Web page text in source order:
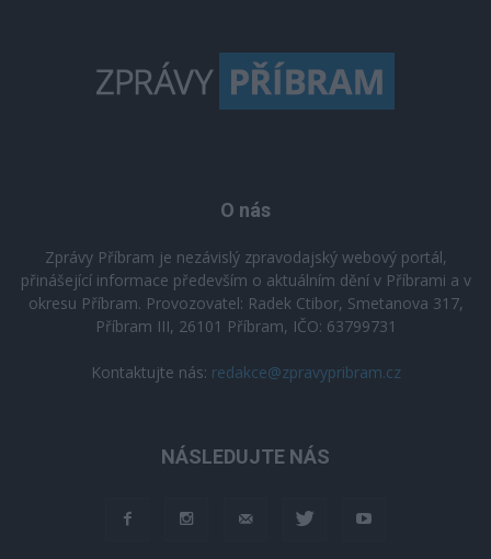
O nás
Zprávy Příbram je nezávislý zpravodajský webový portál,
přinášející informace především o aktuálním dění v Příbrami a v
okresu Příbram. Provozovatel: Radek Ctibor, Smetanova 317,
Příbram III, 26101 Příbram, IČO: 63799731
Kontaktujte nás: redakce@zpravypribram.cz
NÁSLEDUJTE NÁS